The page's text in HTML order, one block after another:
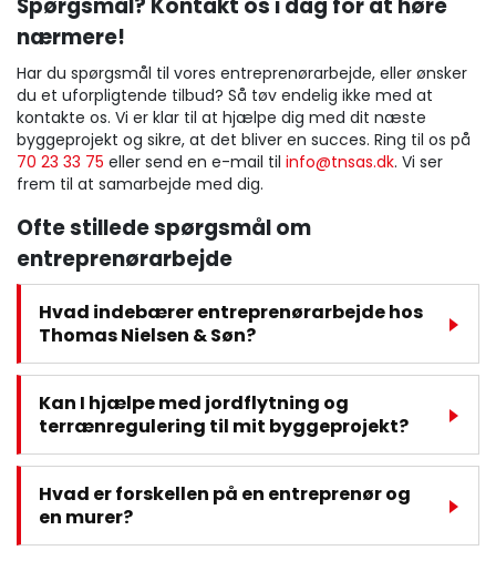
Spørgsmål? Kontakt os i dag for at høre
nærmere!
Har du spørgsmål til vores entreprenørarbejde, eller ønsker
du et uforpligtende tilbud? Så tøv endelig ikke med at
kontakte os. Vi er klar til at hjælpe dig med dit næste
byggeprojekt og sikre, at det bliver en succes. Ring til os på
70 23 33 75 eller send en e-mail til info@tnsas.dk. Vi ser
frem til at samarbejde med dig.
Ofte stillede spørgsmål om
entreprenørarbejde
Hvad indebærer entreprenørarbejde hos
Thomas Nielsen & Søn?
Kan I hjælpe med jordflytning og
terrænregulering til mit byggeprojekt?
Hvad er forskellen på en entreprenør og
en murer?